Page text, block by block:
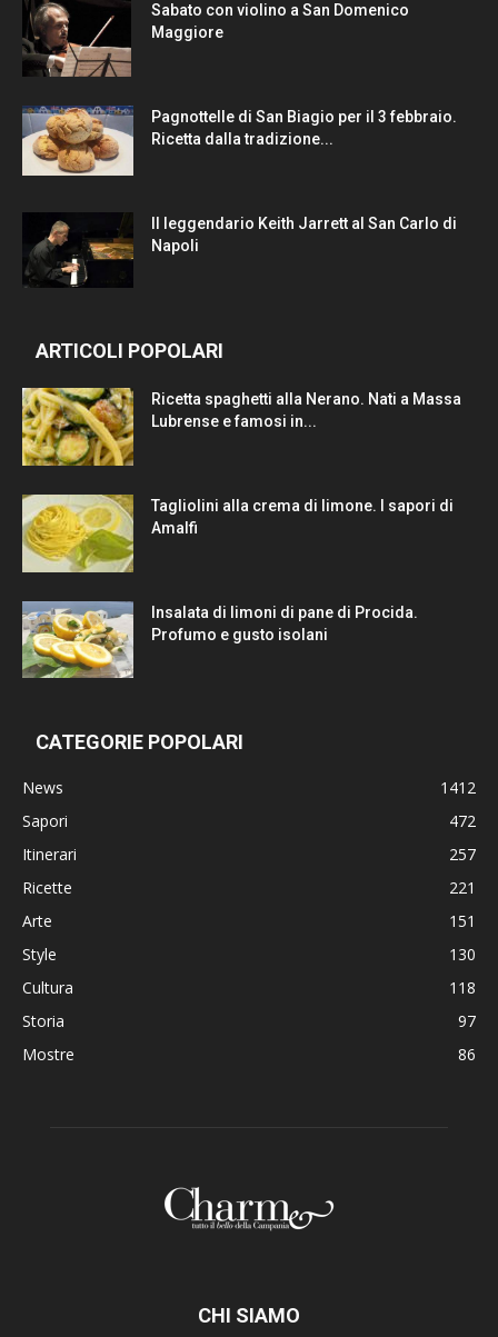
Sabato con violino a San Domenico
Maggiore
Pagnottelle di San Biagio per il 3 febbraio.
Ricetta dalla tradizione...
Il leggendario Keith Jarrett al San Carlo di
Napoli
ARTICOLI POPOLARI
Ricetta spaghetti alla Nerano. Nati a Massa
Lubrense e famosi in...
Tagliolini alla crema di limone. I sapori di
Amalfi
Insalata di limoni di pane di Procida.
Profumo e gusto isolani
CATEGORIE POPOLARI
News
1412
Sapori
472
Itinerari
257
Ricette
221
Arte
151
Style
130
Cultura
118
Storia
97
Mostre
86
CHI SIAMO